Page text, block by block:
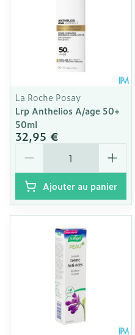
La Roche Posay
Lrp Anthelios A/age 50+
50ml
32,95 €
Ajouter au panier